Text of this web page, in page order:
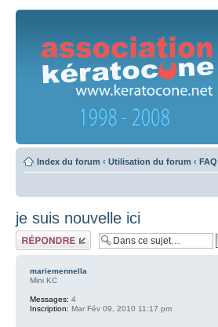
Index du forum ‹ Utilisation du forum ‹ FAQ
je suis nouvelle ici
Répondre
mariemennella
Mini KC
Messages: 4
Inscription: Mar Fév 09, 2010 11:17 pm